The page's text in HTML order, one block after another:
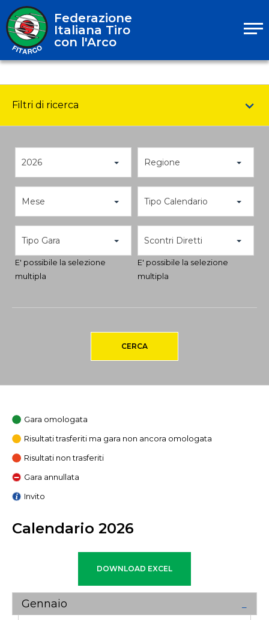
Federazione
Italiana Tiro
con l'Arco
Filtri di ricerca
2026 Regione
Mese Tipo Calendario
Tipo Gara
E' possibile la selezione
multipla
Scontri Diretti
E' possibile la selezione
multipla
CERCA
Gara omologata
Risultati trasferiti ma gara non ancora omologata
Risultati non trasferiti
Gara annullata
Invito
Calendario 2026
Gennaio